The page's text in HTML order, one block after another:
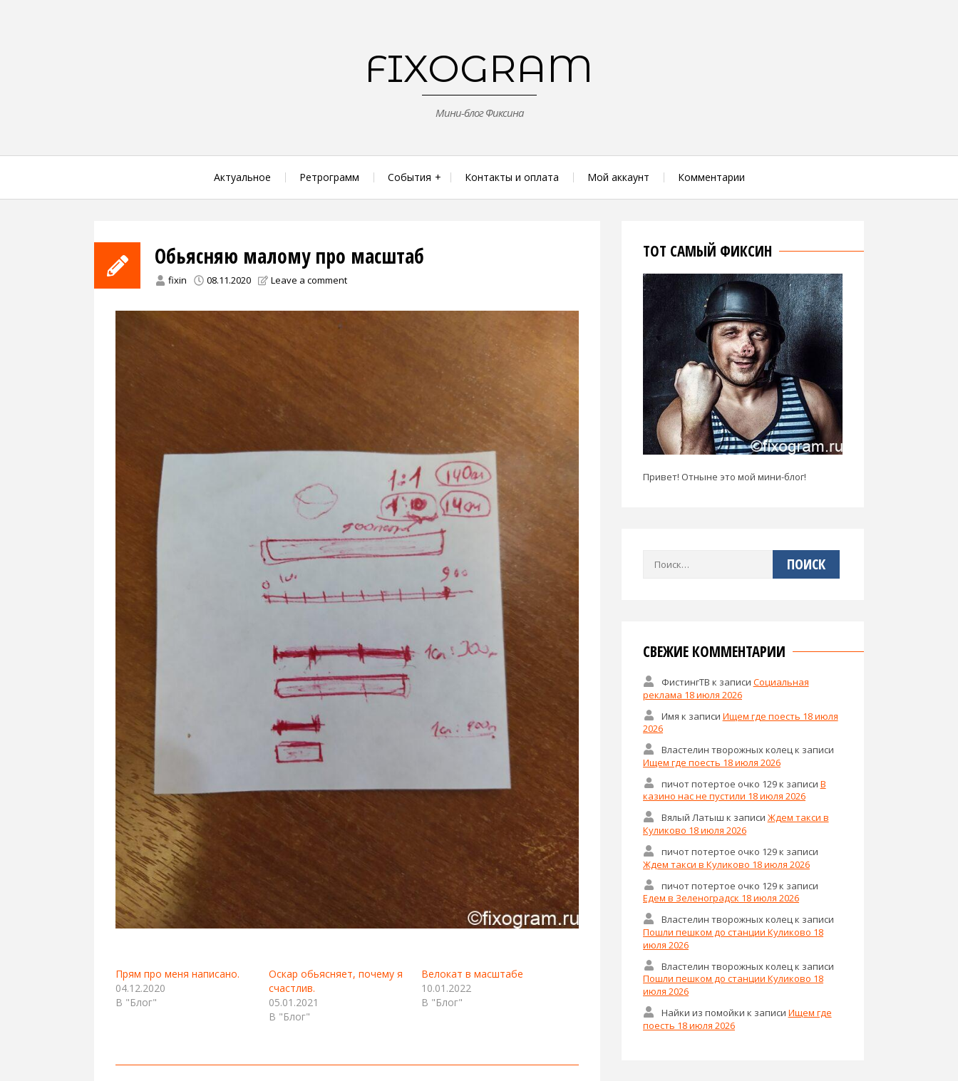
FIXOGRAM
Мини-блог Фиксина
Актуальное Ретрограмм События Контакты и оплата Мой аккаунт Комментарии
Обьясняю малому про масштаб
fixin 08.11.2020 Leave a comment
Прям про меня написано.
04.12.2020
В "Блог"
Оскар обьясняет, почему я
счастлив.
05.01.2021
В "Блог"
Велокат в масштабе
10.01.2022
В "Блог"
ТОТ САМЫЙ ФИКСИН
Привет! Отныне это мой мини-блог!
Найти:
СВЕЖИЕ КОММЕНТАРИИ
ФистингТВ к записи Социальная
реклама 18 июля 2026
Имя к записи Ищем где поесть 18 июля
2026
Властелин творожных колецк записи
Ищем где поесть 18 июля 2026
пичот потертое очко 129к записи В
казино нас не пустили 18 июля 2026
Вялый Латыш к записи Ждем такси в
Куликово 18 июля 2026
пичот потертое очко 129к записи
Ждем такси в Куликово 18 июля 2026
пичот потертое очко 129к записи
Едем в Зеленоградск 18 июля 2026
Властелин творожных колецк записи
Пошли пешком до станции Куликово 18
июля 2026
Властелин творожных колец к записи
Пошли пешком до станции Куликово 18
июля 2026
Найки из помойки к записи Ищем где
поесть 18 июля 2026